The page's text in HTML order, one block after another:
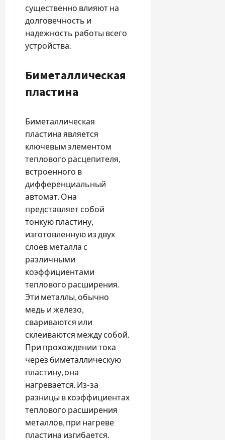
существенно влияют на
долговечность и
надежность работы всего
устройства.
Биметаллическая
пластина
Биметаллическая
пластина является
ключевым элементом
теплового расцепителя,
встроенного в
дифференциальный
автомат. Она
представляет собой
тонкую пластину,
изготовленную из двух
слоев металла с
различными
коэффициентами
теплового расширения.
Эти металлы, обычно
медь и железо,
свариваются или
склеиваются между собой.
При прохождении тока
через биметаллическую
пластину, она
нагревается. Из-за
разницы в коэффициентах
теплового расширения
металлов, при нагреве
пластина изгибается.